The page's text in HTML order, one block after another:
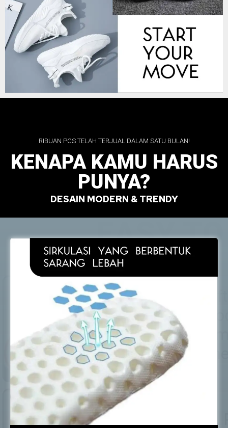
RIBUAN PCS TELAH TERJUAL DALAM SATU BULAN!
KENAPA KAMU HARUS
PUNYA?
DESAIN MODERN & TRENDY